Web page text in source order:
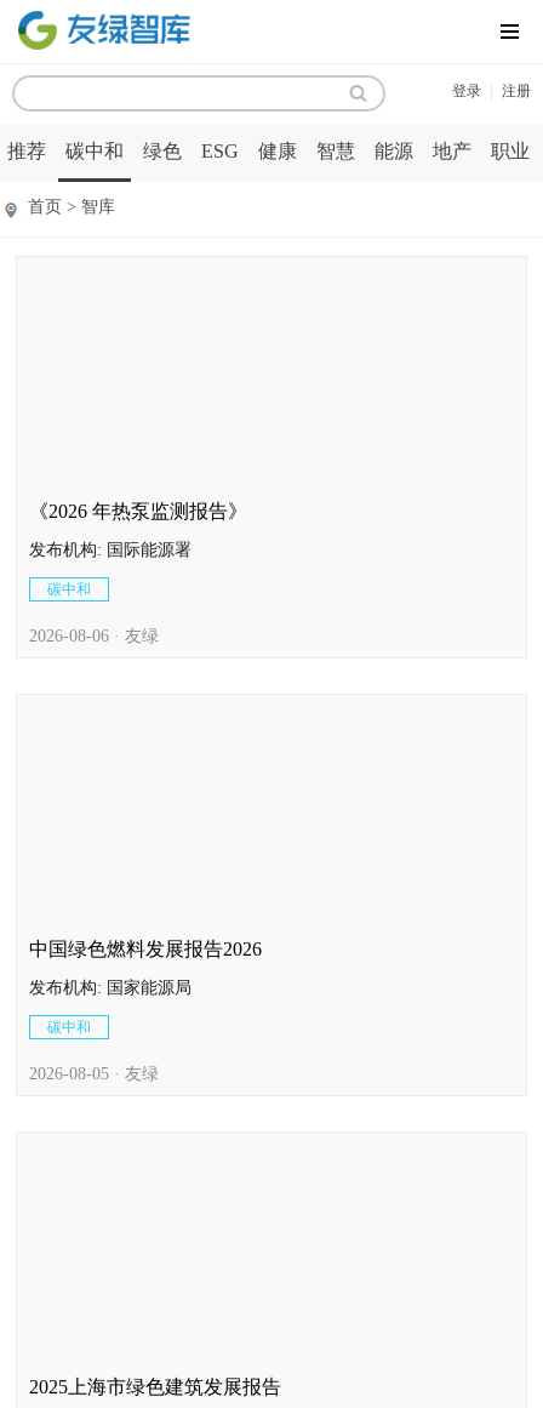
MENU
登录 注册
推荐 碳中和 绿色 ESG 健康 智慧 能源 地产 职业
首页 > 智库
《2026 年热泵监测报告》
发布机构: 国际能源署
碳中和
2026-08-06 · 友绿
中国绿色燃料发展报告2026
发布机构: 国家能源局
碳中和
2026-08-05 · 友绿
2025上海市绿色建筑发展报告